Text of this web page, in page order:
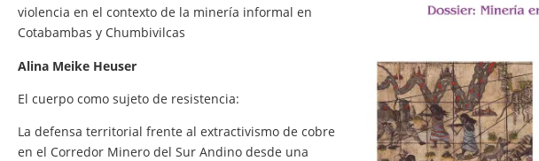
violencia en el contexto de la minería informal en
Cotabambas y Chumbivilcas
Alina Meike Heuser
El cuerpo como sujeto de resistencia:
La defensa territorial frente al extractivismo de cobre
en el Corredor Minero del Sur Andino desde una